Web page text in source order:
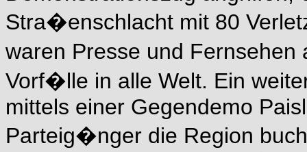
Stra�enschlacht mit 80
waren Presse und
Vorf�lle in alle Welt. Ein
mittels einer Gegendemo
Parteig�nger die Region